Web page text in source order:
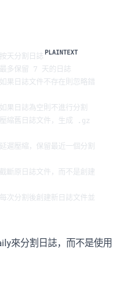
割日誌
留 7 天的日誌
文件不存在則忽略錯
為空則不進行分割
日誌文件，生成 .gz
縮，保留最近一個分割
日誌文件，而不是創建
割後創建新日誌文件並
來分割日誌，而不是使用